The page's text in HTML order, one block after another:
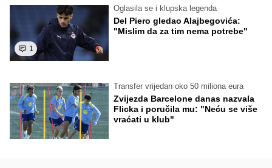
1
Oglasila se i klupska legenda
Del Piero gledao Alajbegovića:
"Mislim da za tim nema potrebe"
Transfer vrijedan oko 50 miliona eura
Zvijezda Barcelone danas nazvala
Flicka i poručila mu: "Neću se više
vraćati u klub"